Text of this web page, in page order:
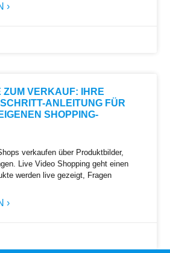
›
ZUM VERKAUF: IHRE
ANLEITUNG FÜR
SHOPPING-
verkaufen über Produktbilder,
Live Video Shopping geht einen
werden live gezeigt, Fragen
›